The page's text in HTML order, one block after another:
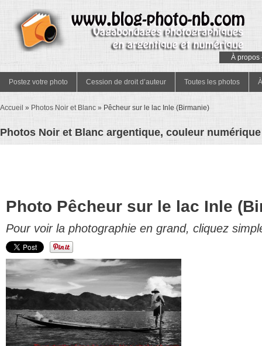
À propos
Postez votre photo Cession de droit d’auteur Toutes les photos
Accueil » Photos Noir et Blanc » Pêcheur sur le lac Inle (Birmanie)
Photos Noir et Blanc argentique, couleur
Photo Pêcheur sur le lac Inle
Pour voir la photographie en grand, cliquez